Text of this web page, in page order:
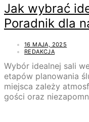
Jak wybrać
Poradnik dla
16 MAJA, 2025
REDAKCJA
Wybór idealnej sali
etapów planowania
miejsca zależy
gości oraz